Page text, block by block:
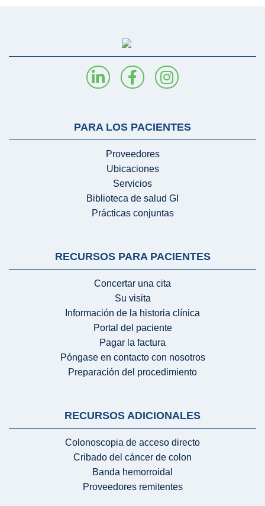
PARA LOS PACIENTES
Proveedores
Ubicaciones
Servicios
Biblioteca de salud GI
Prácticas conjuntas
RECURSOS PARA PACIENTES
Concertar una cita
Su visita
Información de la historia clínica
Portal del paciente
Pagar la factura
Póngase en contacto con nosotros
Preparación del procedimiento
RECURSOS ADICIONALES
Colonoscopia de acceso directo
Cribado del cáncer de colon
Banda hemorroidal
Proveedores remitentes